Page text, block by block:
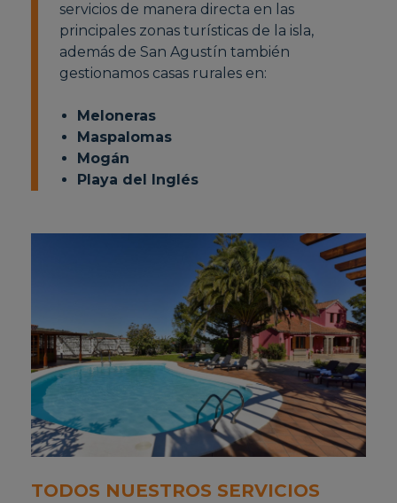
servicios de manera directa en las
principales zonas turísticas de la isla,
además de San Agustín también
gestionamos casas rurales en:
Meloneras
Maspalomas
Mogán
Playa del Inglés
TODOS NUESTROS SERVICIOS